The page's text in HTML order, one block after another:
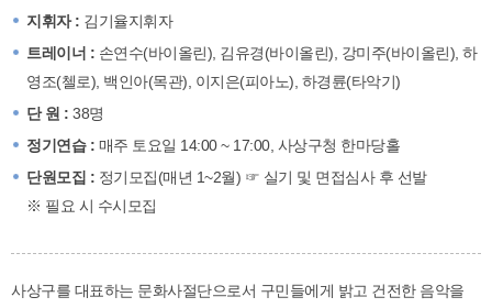
지휘자 : 김기율지휘자
트레이너 : 손연수(바이올린), 김유경(바이올린), 강미주(바이올린), 하
영조(첼로), 백인아(목관), 이지은(피아노), 하경륜(타악기)
단 원 : 38명
정기연습 : 매주 토요일 14:00 ~ 17:00, 사상구청 한마당홀
단원모집 : 정기모집(매년 1~2월) ☞ 실기 및 면접심사 후 선발
※ 필요 시 수시모집
사상구를 대표하는 문화사절단으로서 구민들에게 밝고 건전한 음악을